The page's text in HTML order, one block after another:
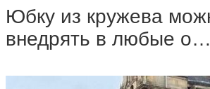
Юбку из кружева
внедрять в любые о…